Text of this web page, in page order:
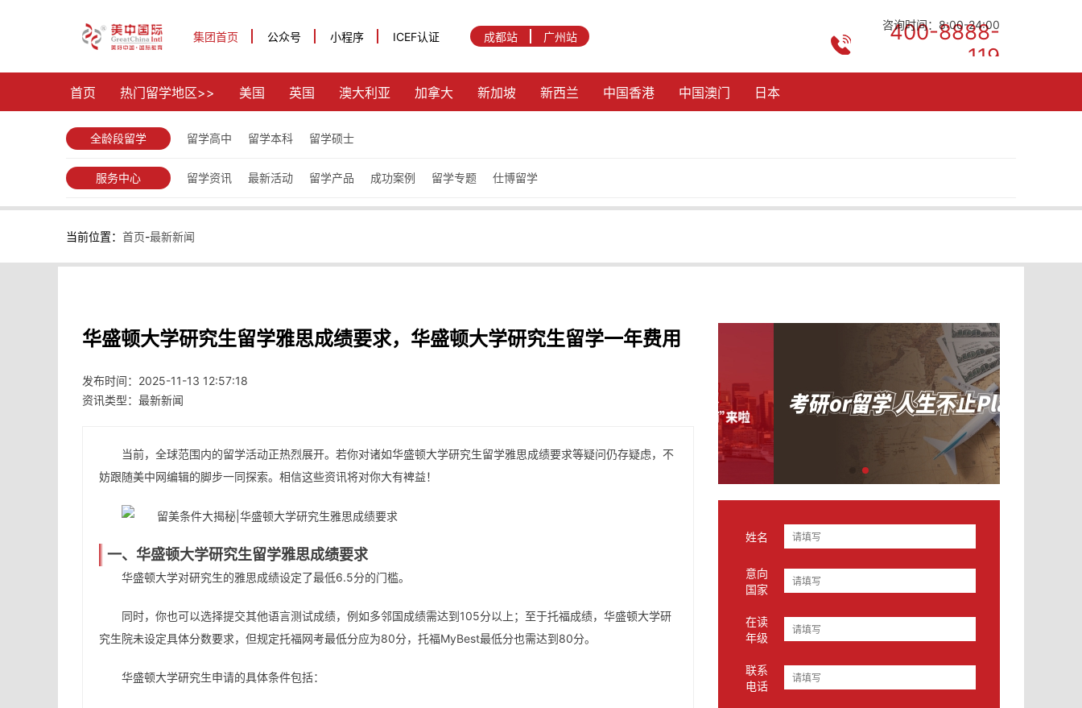
集团首页 公众号 小程序 ICEF认证 成都站 广州站
咨询时间：8:00-24:00
400-8888-
119
首页 热门留学地区>> 美国 英国 澳大利亚 加拿大 新加坡 新西兰 中国香港 中国澳门 日本
全龄段留学 留学高中 留学本科 留学硕士
服务中心 留学资讯 最新活动 留学产品 成功案例 留学专题 仕博留学
当前位置： 首页-最新新闻
华盛顿大学研究生留学雅思成绩要求，华盛顿大学研究生留学一年费用
发布时间：2025-11-13 12:57:18
资讯类型：最新新闻
当前，全球范围内的留学活动正热烈展开。若你对诸如华盛顿大学研究生留学雅思成绩要求等疑问仍存疑虑，不
妨跟随美中网编辑的脚步一同探索。相信这些资讯将对你大有裨益！
一、华盛顿大学研究生留学雅思成绩要求
华盛顿大学对研究生的雅思成绩设定了最低6.5分的门槛。
同时，你也可以选择提交其他语言测试成绩，例如多邻国成绩需达到105分以上；至于托福成绩，华盛顿大学研
究生院未设定具体分数要求，但规定托福网考最低分应为80分，托福MyBest最低分也需达到80分。
华盛顿大学研究生申请的具体条件包括：
姓名
意向
国家
在读
年级
联系
电话